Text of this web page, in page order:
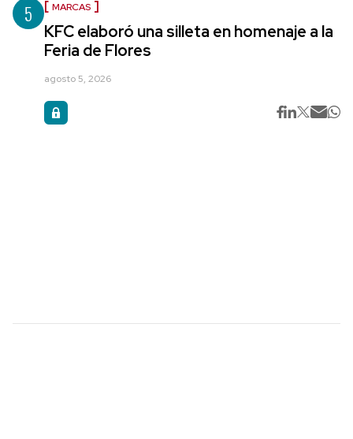
5 MARCAS
KFC elaboró una silleta en homenaje a la
Feria de Flores
agosto 5, 2026